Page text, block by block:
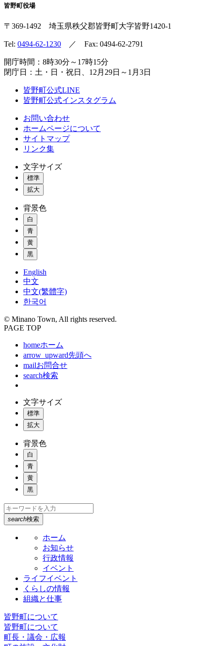
皆野町役場
〒369-1492 埼玉県秩父郡皆野町大字皆野1420-1
Tel: 0494-62-1230 ／ Fax: 0494-62-2791
開庁時間：8時30分～17時15分
閉庁日：土・日・祝日、12月29日～1月3日
皆野町公式LINE
皆野町公式インスタグラム
お問い合わせ
ホームページについて
サイトマップ
リンク集
文字サイズ
標準
拡大
背景色
白
青
黄
黒
English
中文
中文(繁體字)
한국어
© Minano Town, All rights reserved.
PAGE TOP
homeホーム
arrow_upward先頭へ
mailお問合せ
search検索
文字サイズ
標準
拡大
背景色
白
青
黄
黒
search検索
ホーム
お知らせ
行政情報
イベント
ライフイベント
くらしの情報
組織と仕事
皆野町について
皆野町について
町長・議会・広報